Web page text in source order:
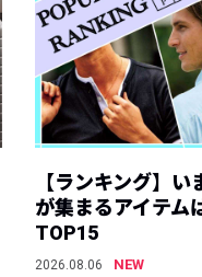
【ランキング】
が集まるアイテム
TOP15
2026.08.06
NEW